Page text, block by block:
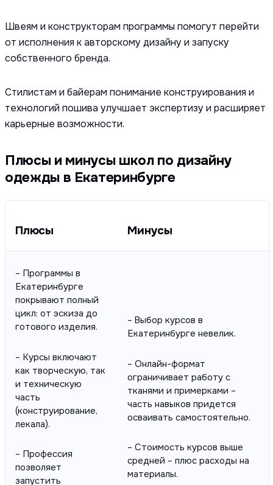
Швеям и конструкторам программы помогут перейти
от исполнения к авторскому дизайну и запуску
собственного бренда.
Стилистам и байерам понимание конструирования и
технологий пошива улучшает экспертизу и расширяет
карьерные возможности.
Плюсы и минусы школ по дизайну
одежды в Екатеринбурге
Плюсы Минусы
– Программы в
Екатеринбурге
покрывают полный
цикл: от эскиза до
готового изделия.
– Курсы включают
как творческую, так
и техническую
часть
(конструирование,
лекала).
– Профессия
позволяет
запустить
– Выбор курсов в
Екатеринбурге невелик.
– Онлайн-формат
ограничивает работу с
тканями и примерками –
часть навыков придется
осваивать самостоятельно.
– Стоимость курсов выше
средней – плюс расходы на
материалы.